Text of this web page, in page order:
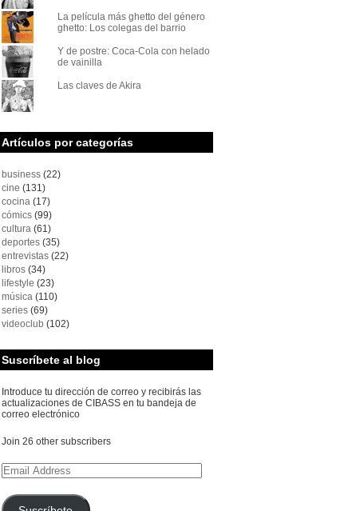
La película más ghetto del género
ghetto: Los colegas del barrio
Y de postre: Coca-Cola con helado
de vainilla
Las claves de Akira
Artículos por categorías
business(22)
cine (131)
cocina(17)
cómics(99)
cultura(61)
deportes(35)
entrevistas(22)
libros(34)
lifestyle (23)
música(110)
series(69)
videoclub (102)
Suscríbete al blog
Introduce tu dirección de correo y recibirás las
actualizaciones de CIBASS en tu bandeja de
correo electrónico
Join 26 other subscribers
Email
Address